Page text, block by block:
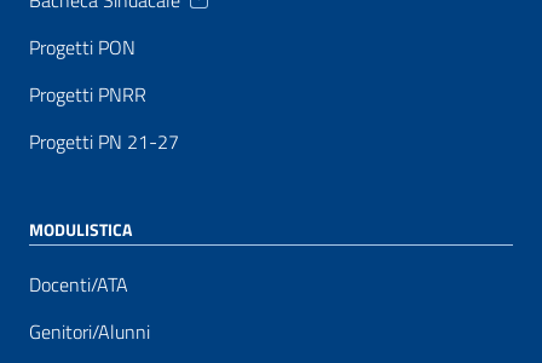
Progetti PON
Progetti PNRR
Progetti PN 21-27
MODULISTICA
Docenti/ATA
Genitori/Alunni